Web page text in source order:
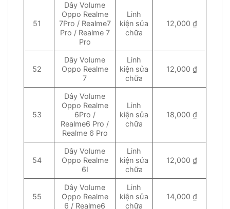
51
Dây Volume
Oppo Realme
7Pro / Realme7
Pro / Realme 7
Pro
Linh
kiện sửa
chữa
12,000 ₫
52
Dây Volume
Oppo Realme
7
Linh
kiện sửa
chữa
12,000 ₫
53
Dây Volume
Oppo Realme
6Pro /
Realme6 Pro /
Realme 6 Pro
Linh
kiện sửa
chữa
18,000 ₫
54
Dây Volume
Oppo Realme
6I
Linh
kiện sửa
chữa
12,000 ₫
55
Dây Volume
Oppo Realme
6 / Realme6
Linh
kiện sửa
chữa
14,000 ₫